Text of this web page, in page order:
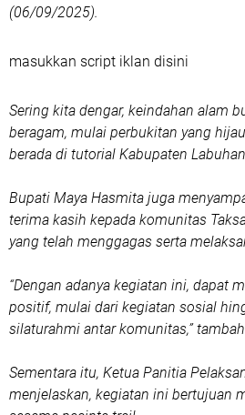
(06/09/2025).
masukkan script iklan disini
Sering kita dengar, keindahan alam
beragam, mulai perbukitan yang
berada di tutorial Kabupaten
Bupati Maya Hasmita juga
terima kasih kepada komunitas
yang telah menggagas serta
“Dengan adanya kegiatan ini, dapat
positif, mulai dari kegiatan sosial
silaturahmi antar komunitas,”
Sementara itu, Ketua Panitia
menjelaskan, kegiatan ini bertujuan